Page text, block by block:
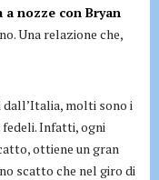
a nozze con Bryan
Una relazione che,
molti sono i
Infatti, ogni
ottiene un gran
scatto che nel giro di